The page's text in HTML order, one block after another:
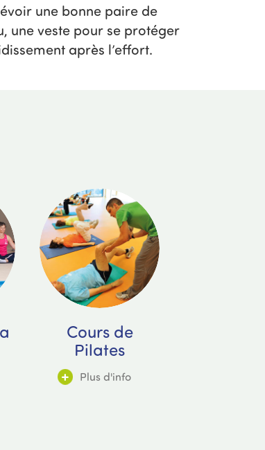
une bonne paire de
une veste pour se protéger
après l’effort.
Cours de
Pilates
Plus d'info